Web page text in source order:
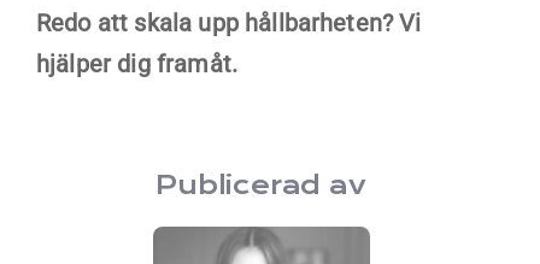
Redo att skala upp hållbarheten? Vi
hjälper dig framåt.
Publicerad av